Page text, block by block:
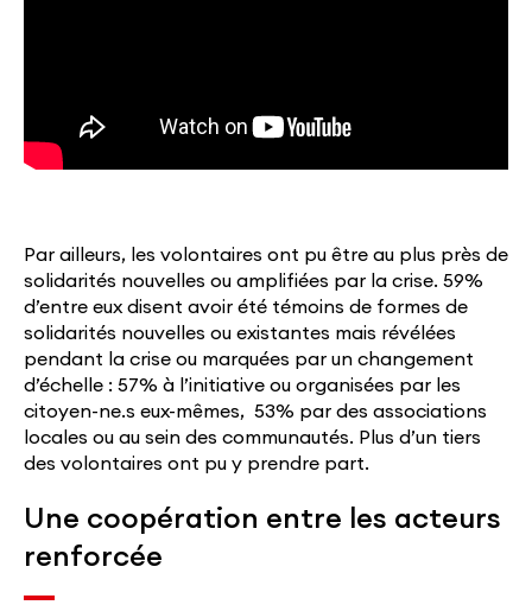
Par ailleurs, les volontaires ont pu être au plus près de
solidarités nouvelles ou amplifiées par la crise. 59%
d’entre eux disent avoir été témoins de formes de
solidarités nouvelles ou existantes mais révélées
pendant la crise ou marquées par un changement
d’échelle : 57% à l’initiative ou organisées par les
citoyen-ne.s eux-mêmes, 53% par des associations
locales ou au sein des communautés. Plus d’un tiers
des volontaires ont pu y prendre part.
Une coopération entre les acteurs
renforcée